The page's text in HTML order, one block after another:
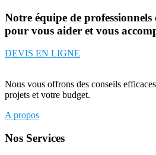
Notre équipe de professionnels
pour vous aider et vous
DEVIS EN LIGNE
Nous vous offrons des conseils
projets et votre budget.
A propos
Nos Services